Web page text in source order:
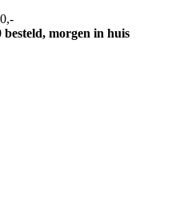
besteld, morgen in huis